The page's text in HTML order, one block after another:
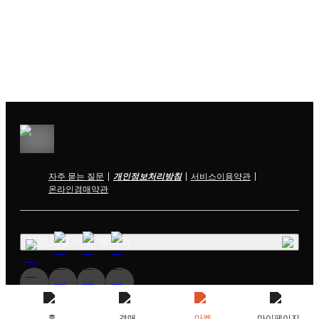
자주 묻는 질문 개인정보처리방침
서비스이용약관
온라인경매약관
이랜드갤러리 헤이리